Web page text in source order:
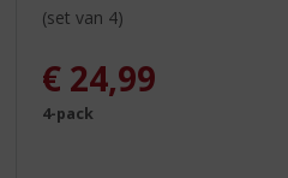
(set van 4)
€ 24,99
4-pack